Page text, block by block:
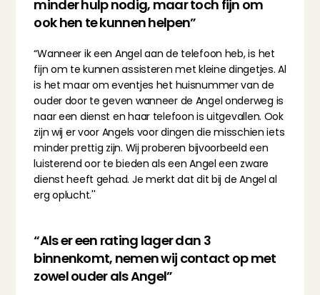
minder hulp nodig, maar toch fijn om
ook hen te kunnen helpen”
“Wanneer ik een Angel aan de telefoon heb, is het
fijn om te kunnen assisteren met kleine dingetjes. Al
is het maar om eventjes het huisnummer van de
ouder door te geven wanneer de Angel onderweg is
naar een dienst en haar telefoon is uitgevallen. Ook
zijn wij er voor Angels voor dingen die misschien iets
minder prettig zijn. Wij proberen bijvoorbeeld een
luisterend oor te bieden als een Angel een zware
dienst heeft gehad. Je merkt dat dit bij de Angel al
erg oplucht.''
“Als er een rating lager dan 3
binnenkomt, nemen wij contact op met
zowel ouder als Angel”